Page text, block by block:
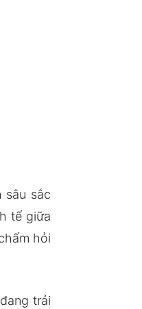
sâu sắc
tế giữa
hỏi
trải